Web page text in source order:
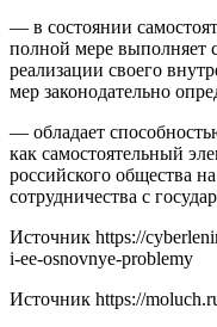
— в состоянии
полной мере выполняет
реализации своего
мер законодательно
— обладает
как самостоятельный
российского общества
сотрудничества с
Источник https://
i-ee-osnovnye-problemy
Источник https://